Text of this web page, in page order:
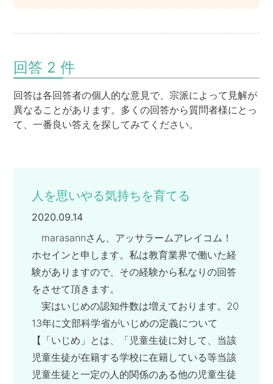
回答 2 件
回答は各回答者の個人的な意見で、宗派によって見解が
異なることがあります。多くの回答から質問者様にとっ
て、一番良い答えを探してみてください。
人を思いやる気持ちを育てる
2020.09.14
marasannさん、アッサラームアレイコム！
ホセインと申します。私は教育業界で働いた経
験がありますので、その経験から私なりの回答
をさせて頂きます。
実はいじめの認知件数は増えております。20
13年に文部科学省がいじめの定義について
【「いじめ」とは、「児童生徒に対して、当該
児童生徒が在籍する学校に在籍している等当該
児童生徒と一定の人的関係のある他の児童生徒